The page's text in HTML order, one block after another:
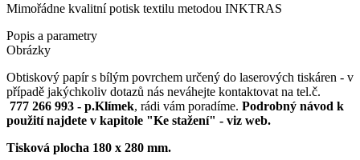
Mimořádne kvalitní potisk textilu metodou INKTRAS
Popis a parametry
Obrázky
Obtiskový papír s bílým povrchem určený do laserových tiskáren - v
případě jakýchkoliv dotazů nás neváhejte kontaktovat na tel.č.
777 266 993 - p.Klímek, rádi vám poradíme. Podrobný návod k
použití najdete v kapitole "Ke stažení" - viz web.
Tisková plocha 180 x 280 mm.